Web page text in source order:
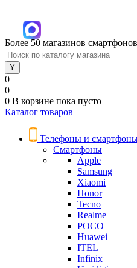
Более 50 магазинов
0
0
0 В корзине пока пусто
Каталог товаров
Телефоны и
Смартфоны
Apple
Samsung
Xiaomi
Honor
Tecno
Realme
POCO
Huawei
ITEL
Infinix